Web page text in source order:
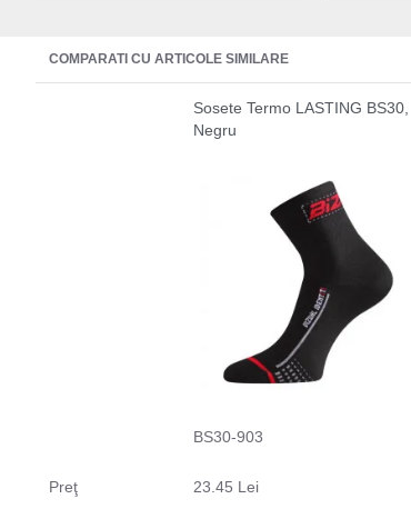
COMPARATI CU ARTICOLE SIMILARE
Sosete Termo LASTING BS30,
Negru
BS30-903
Preţ 23.45 Lei